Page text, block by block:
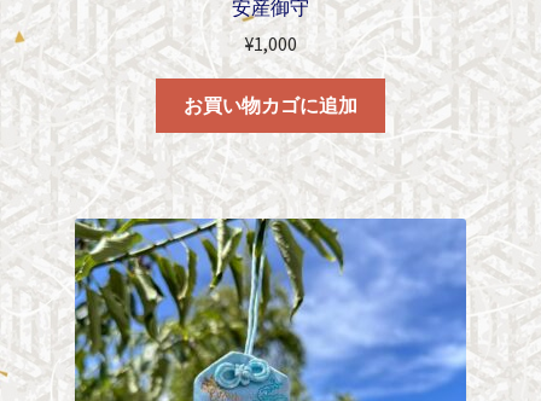
安産御守
¥1,000
お買い物カゴに追加